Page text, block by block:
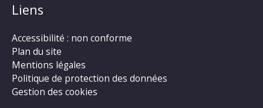
Liens
Accessibilité : non conforme
Plan du site
Mentions légales
Politique de protection des données
Gestion des cookies